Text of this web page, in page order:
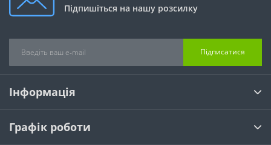
Підпишіться на нашу розсилку
Підписатися
Інформація
Графік роботи